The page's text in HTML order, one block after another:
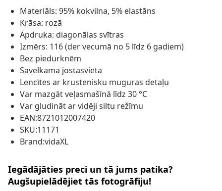
Materiāls: 95% kokvilna, 5% elastāns
Krāsa: rozā
Apdruka: diagonālas svītras
Izmērs: 116 (der vecumā no 5 līdz 6 gadiem)
Bez piedurknēm
Savelkama jostasvieta
Lencītes ar krustenisku muguras detaļu
Var mazgāt veļasmašīnā līdz 30 °C
Var gludināt ar vidēji siltu režīmu
EAN:8721012007420
SKU:11171
Brand:vidaXL
Iegādājāties preci un tā jums patika?
Augšupielādējiet tās fotogrāfiju!